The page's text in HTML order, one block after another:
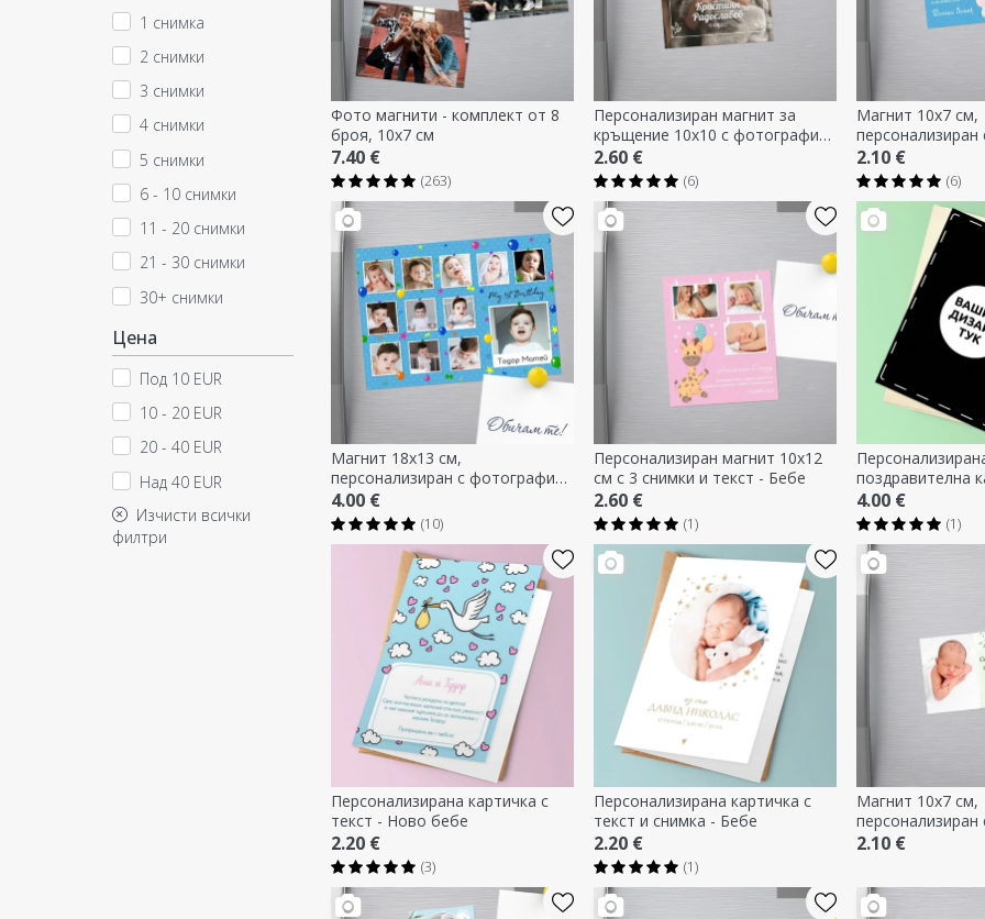
1 снимка
2 снимки
3 снимки
4 снимки
5 снимки
6 - 10 снимки
11 - 20 снимки
21 - 30 снимки
30+ снимки
Цена
Под 10 EUR
10 - 20 EUR
20 - 40 EUR
Над 40 EUR
Изчисти всички
филтри
Фото магнити - комплект от 8
броя, 10x7 см
7.40 €
(263)
Персонализиран магнит за
кръщение 10x10 с фотография
и текст
2.60 €
(6)
Магнит 10x7 см,
и текст -
2.10 €
(6)
Магнит 18x13 см,
персонализиран с фотографии
и текст - Моят първи рожден
ден
4.00 €
(10)
Персонализиран магнит 10x12
см с 3 снимки и текст - Бебе
2.60 €
(1)
поздравителна
собствен дизайн
4.00 €
(1)
Персонализирана картичка с
текст - Ново бебе
2.20 €
(3)
Персонализирана картичка с
текст и снимка - Бебе
2.20 €
(1)
Магнит 10x7 см,
и послание -
2.10 €